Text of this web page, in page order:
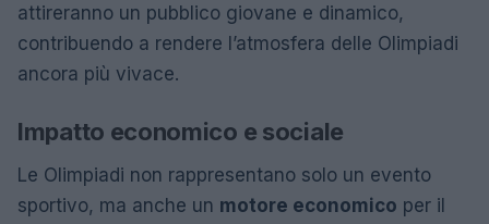
attireranno un pubblico giovane e dinamico,
contribuendo a rendere l’atmosfera delle Olimpiadi
ancora più vivace.
Impatto economico e sociale
Le Olimpiadi non rappresentano solo un evento
sportivo, ma anche un motore economico per il